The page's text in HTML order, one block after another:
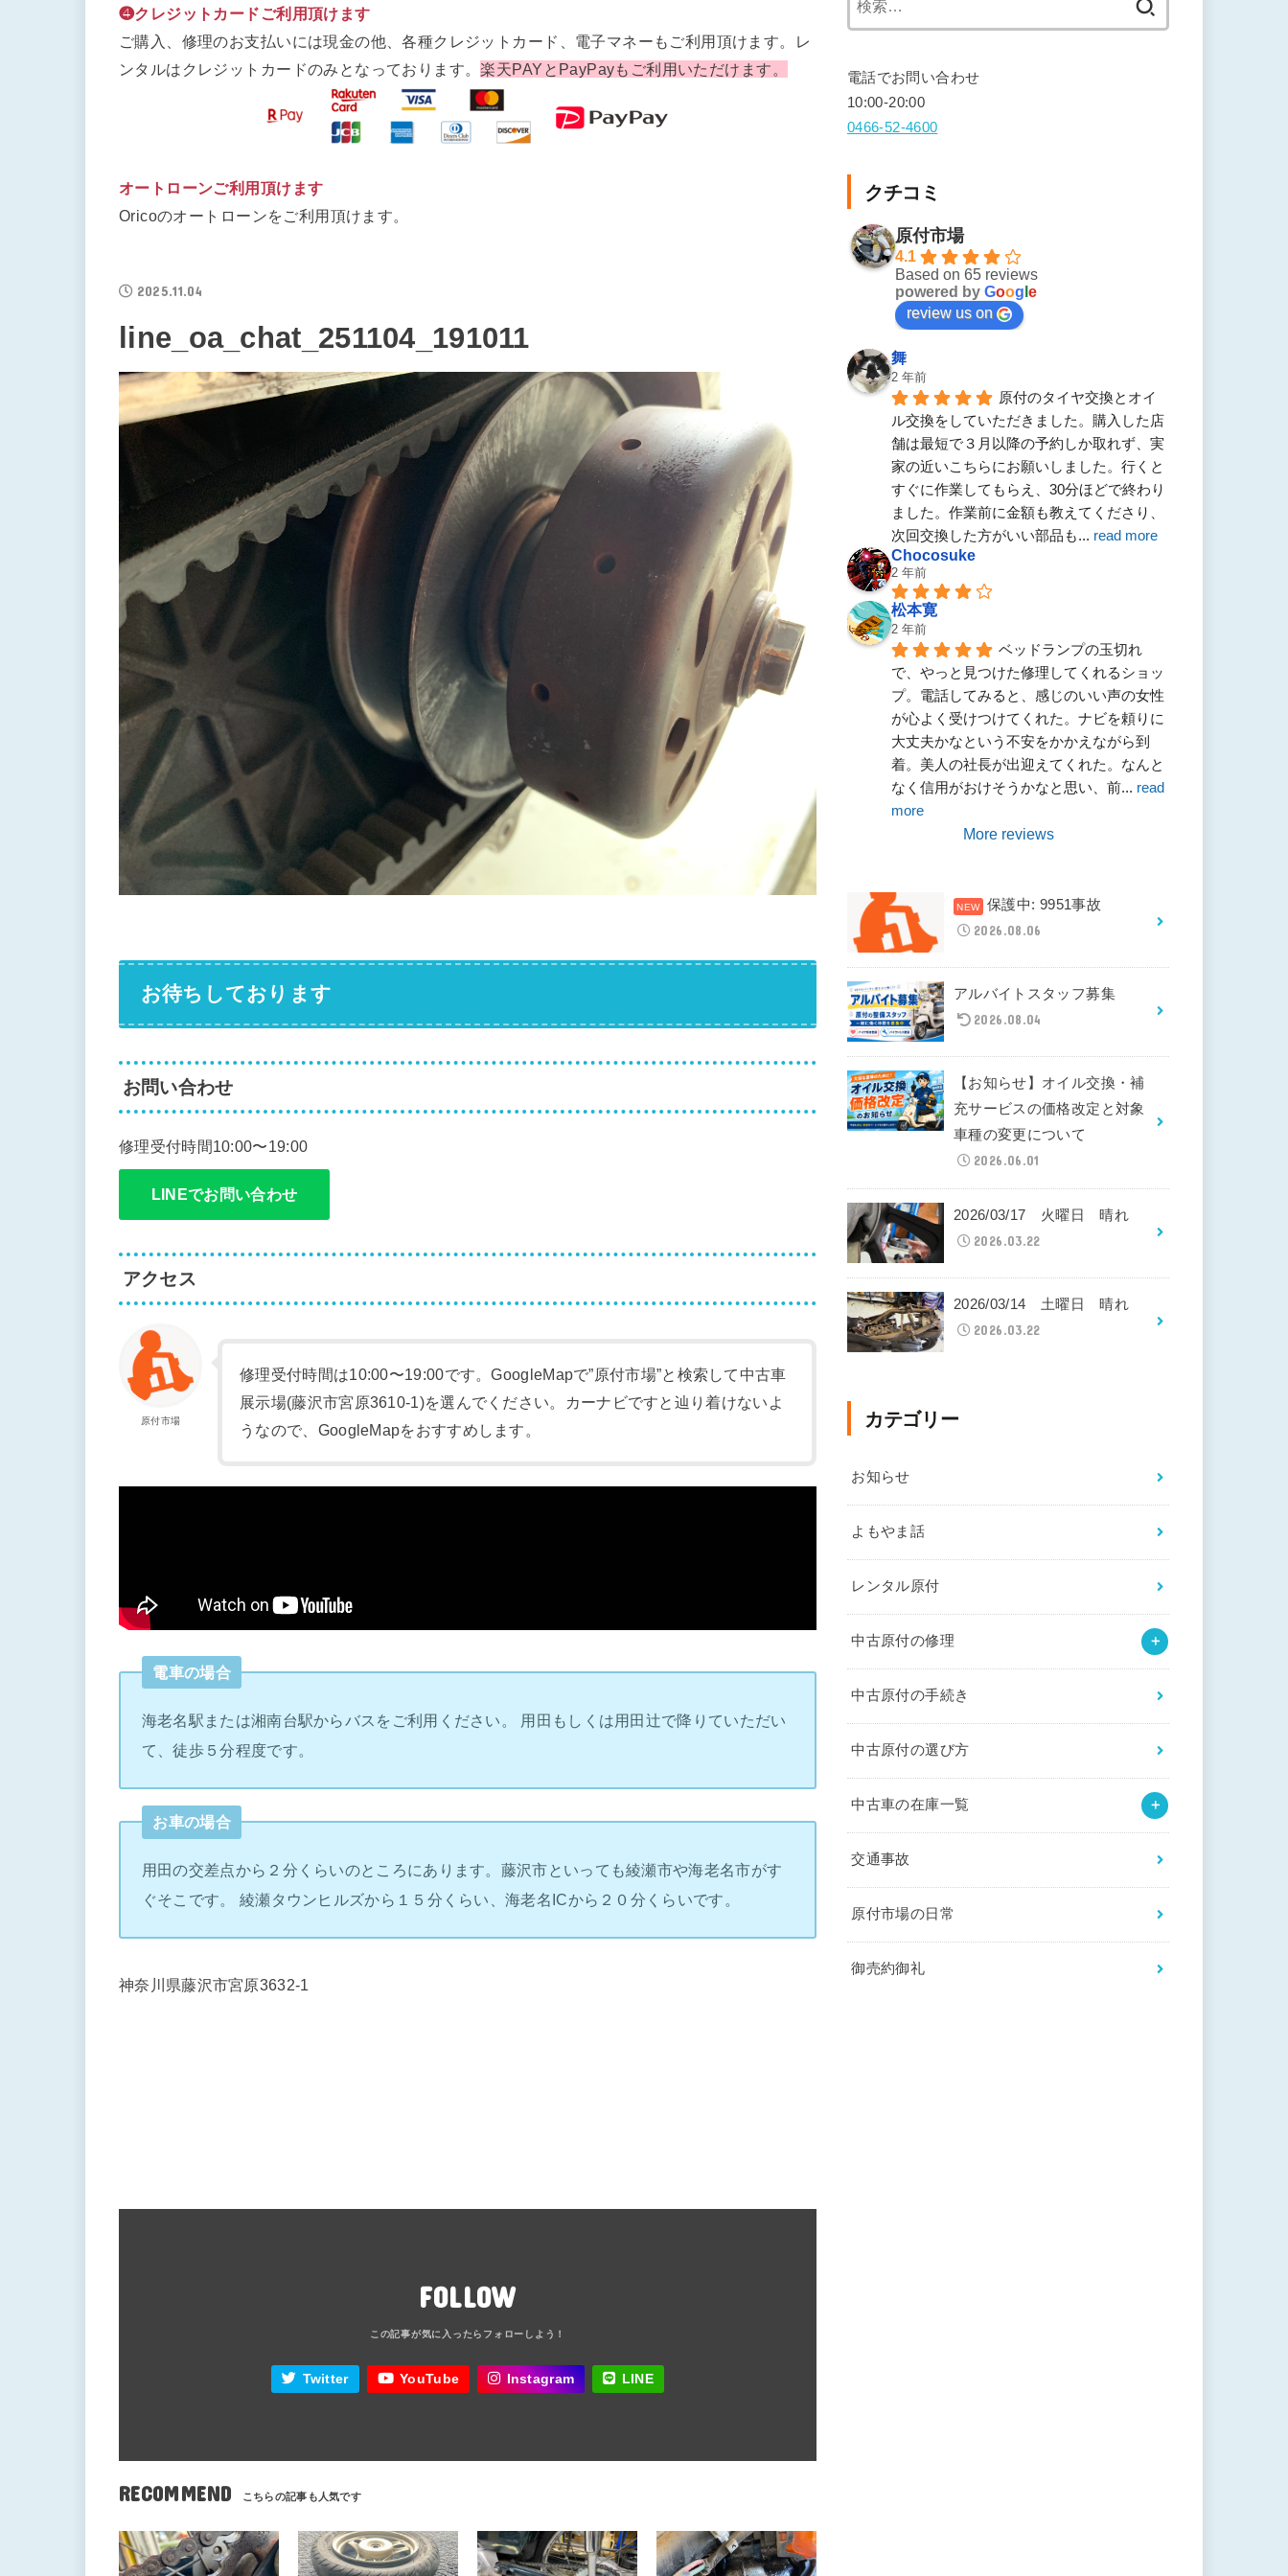
❹クレジットカードご利用頂けます
ご購入、修理のお支払いには現金の他、各種クレジットカード、電子マネーもご利用頂けます。レ
ンタルはクレジットカードのみとなっております。楽天PAYとPayPayもご利用いただけます。
オートローンご利用頂けます
Oricoのオートローンをご利用頂けます。
2025.11.04
line_oa_chat_251104_191011
お待ちしております
お問い合わせ
修理受付時間10:00〜19:00
LINEでお問い合わせ
アクセス
原付市場
修理受付時間は10:00〜19:00です。GoogleMapで”原付市場”と検索して中古車
展示場(藤沢市宮原3610-1)を選んでください。カーナビですと辿り着けないよ
うなので、GoogleMapをおすすめします。
電車の場合
海老名駅または湘南台駅からバスをご利用ください。 用田もしくは用田辻で降りていただい
て、徒歩５分程度です。
お車の場合
用田の交差点から２分くらいのところにあります。藤沢市といっても綾瀬市や海老名市がす
ぐそこです。 綾瀬タウンヒルズから１５分くらい、海老名ICから２０分くらいです。
神奈川県藤沢市宮原3632-1
FOLLOW
Twitter YouTube Instagram LINE
RECOMMEND
電話でお問い合わせ
10:00-20:00
0466-52-4600
クチコミ
原付市場
4.1
Based on 65 reviews
powered by Goog e
review us on
舞
2 年前
原付のタイヤ交換とオイ
ル交換をしていただきました。購入した店
舗は最短で３月以降の予約しか取れず、実
家の近いこちらにお願いしました。行くと
すぐに作業してもらえ、30分ほどで終わり
ました。作業前に金額も教えてくださり、
次回交換した方がいい部品も... read more
Chocosuke
2 年前
松本寛
2 年前
ベッドランプの玉切れ
で、やっと見つけた修理してくれるショッ
プ。電話してみると、感じのいい声の女性
が心よく受けつけてくれた。ナビを頼りに
大丈夫かなという不安をかかえながら到
着。美人の社長が出迎えてくれた。なんと
なく信用がおけそうかなと思い、前... read
more
More reviews
保護中: 9951事故
2026.08.06
アルバイトスタッフ募集
2026.08.04
【お知らせ】オイル交換・補
充サービスの価格改定と対象
車種の変更について
2026.06.01
2026/03/17 火曜日 晴れ
2026.03.22
2026/03/14 土曜日 晴れ
2026.03.22
カテゴリー
お知らせ
よもやま話
レンタル原付
中古原付の修理
中古原付の手続き
中古原付の選び方
中古車の在庫一覧
交通事故
原付市場の日常
御売約御礼